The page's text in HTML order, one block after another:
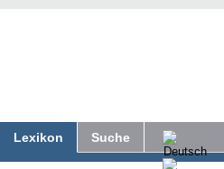
Lexikon Suche